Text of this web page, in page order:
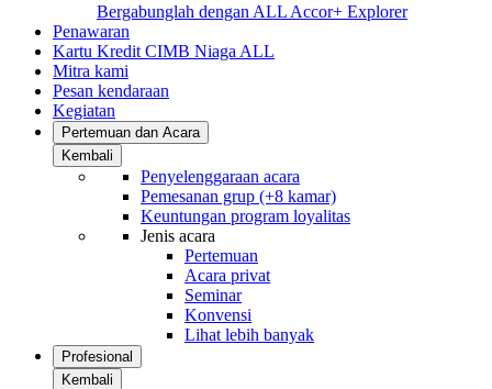
Bergabunglah dengan ALL Accor+ Explorer
Penawaran
Kartu Kredit CIMB Niaga ALL
Mitra kami
Pesan kendaraan
Kegiatan
Pertemuan dan Acara
Kembali
Penyelenggaraan acara
Pemesanan grup (+8 kamar)
Keuntungan program loyalitas
Jenis acara
Pertemuan
Acara privat
Seminar
Konvensi
Lihat lebih banyak
Profesional
Kembali